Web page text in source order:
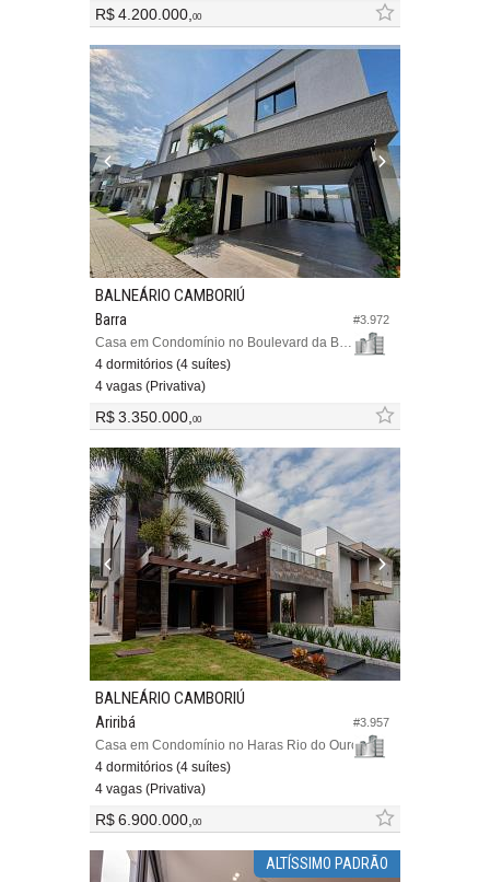
R$ 4.200.000,00
#3.972
BALNEÁRIO CAMBORIÚ
Barra
Casa em Condomínio no Boulevard da Barra Park Residence
4 dormitórios (4 suítes)
4 vagas (Privativa)
R$ 3.350.000,00
#3.957
BALNEÁRIO CAMBORIÚ
Ariribá
Casa em Condomínio no Haras Rio do Ouro
4 dormitórios (4 suítes)
4 vagas (Privativa)
R$ 6.900.000,00
ALTÍSSIMO PADRÃO